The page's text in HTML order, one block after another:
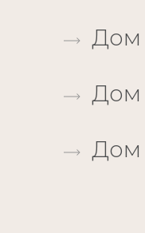
Дом
Дом
Дом